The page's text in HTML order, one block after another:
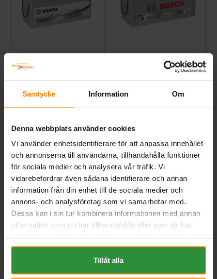
Samtycke Information Om
Denna webbplats använder cookies
Vi använder enhetsidentifierare för att anpassa innehållet
och annonserna till användarna, tillhandahålla funktioner
för sociala medier och analysera vår trafik. Vi
vidarebefordrar även sådana identifierare och annan
information från din enhet till de sociala medier och
annons- och analysföretag som vi samarbetar med.
Dessa kan i sin tur kombinera informationen med annan
information som du har tillhandahållit eller som de har
om "Cookies" och ditt val finner du på vår Cookie sida
längst ner i "footern" på sidan.
Tillåt alla
Varta Prof. Dual Purpose 12v
140Ah
VARTA
Köp
BOSCH 12V 140Ah -
Köp